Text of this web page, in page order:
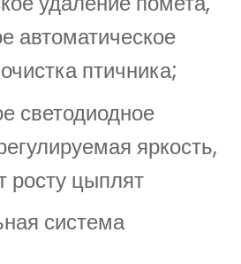
автоматическое
птичника;
светодиодное
яркость,
росту цыплят
система